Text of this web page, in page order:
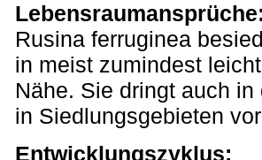
Rusina ferruginea
in meist zumindest
Nähe. Sie dringt auch
in Siedlungsgebieten
Entwicklungszyklus: